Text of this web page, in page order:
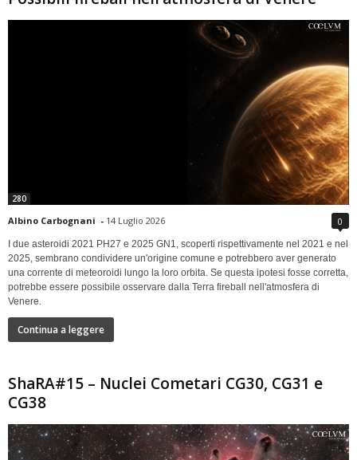
280
Albino Carbognani - 14 Luglio 2026 0
I due asteroidi 2021 PH27 e 2025 GN1, scoperti rispettivamente nel 2021 e nel
2025, sembrano condividere un'origine comune e potrebbero aver generato
una corrente di meteoroidi lungo la loro orbita. Se questa ipotesi fosse corretta,
potrebbe essere possibile osservare dalla Terra fireball nell'atmosfera di
Venere.
Continua a leggere
ShaRA#15 – Nuclei Cometari CG30, CG31 e
CG38